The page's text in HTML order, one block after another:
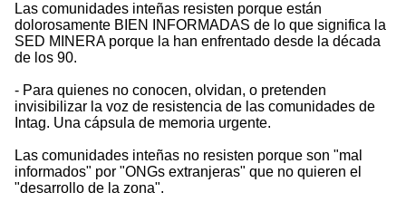
Las comunidades inteñas resisten porque están
dolorosamente BIEN INFORMADAS de lo que significa la
SED MINERA porque la han enfrentado desde la década
de los 90.
- Para quienes no conocen, olvidan, o pretenden
invisibilizar la voz de resistencia de las comunidades de
Intag. Una cápsula de memoria urgente.
Las comunidades inteñas no resisten porque son "mal
informados" por "ONGs extranjeras" que no quieren el
"desarrollo de la zona".